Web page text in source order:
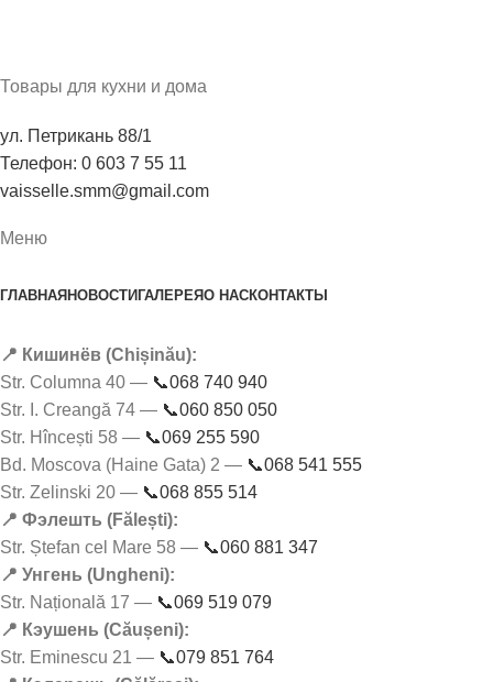
Товары для кухни и дома
ул. Петрикань 88/1
Телефон: 0 603 7 55 11
vaisselle.smm@gmail.com
Меню
ГЛАВНАЯ НОВОСТИ ГАЛЕРЕЯО НАСКОНТАКТЫ
📍 Кишинёв (Chișinău):
Str. Columna 40 — 📞068 740 940
Str. I. Creangă 74 — 📞060 850 050
Str. Hîncești 58 — 📞069 255 590
Bd. Moscova (Haine Gata) 2 — 📞068 541 555
Str. Zelinski 20 — 📞068 855 514
📍 Фэлешть (Fălești):
Str. Ștefan cel Mare 58 — 📞060 881 347
📍 Унгень (Ungheni):
Str. Națională 17 — 📞069 519 079
📍 Кэушень (Căușeni):
Str. Eminescu 21 — 📞079 851 764